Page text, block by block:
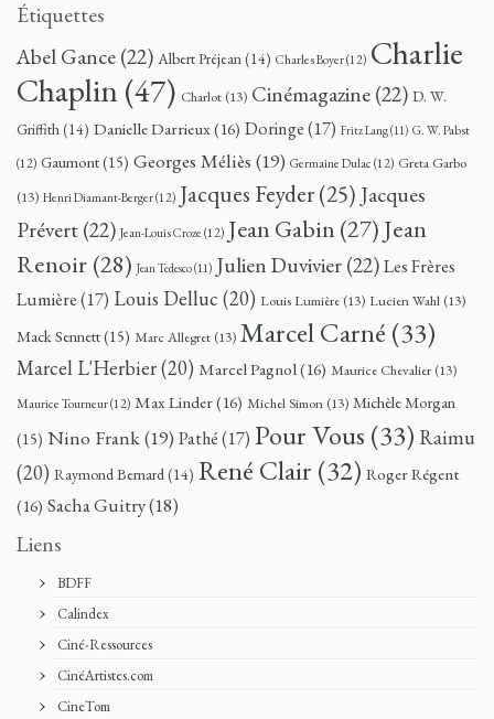
Étiquettes
Abel Gance(22) Albert Préjean(14) Charles Boyer(12) Charlie
Chaplin(47) Charlot (13) Cinémagazine(22) D. W.
Griffith(14) Danielle Darrieux(16) Doringe(17) Fritz Lang(11) G. W. Pabst
(12) Gaumont(15) Georges Méliès (19) Germaine Dulac (12) Greta Garbo
(13) Henri Diamant-Berger(12) Jacques Feyder(25) Jacques
Prévert(22) Jean-Louis Croze (12) Jean Gabin (27) Jean
Renoir (28) Jean Tedesco(11) Julien Duvivier(22)Les Frères
Lumière(17) Louis Delluc (20) Louis Lumière (13) Lucien Wahl (13)
Mack Sennett(15) Marc Allegret (13) Marcel Carné (33)
Marcel L'Herbier(20) Marcel Pagnol(16) Maurice Chevalier (13)
Maurice Tourneur(12) Max Linder(16) Michel Simon (13) Michèle Morgan
(15) Nino Frank(19) Pathé(17) Pour Vous (33) Raimu
(20) Raymond Bernard(14) René Clair (32) Roger Régent
(16) Sacha Guitry(18)
Liens
BDFF
Calindex
Ciné-Ressources
CinéArtistes.com
CineTom